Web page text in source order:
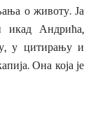
о животу. Ја
икад Андрића,
у цитирању и
Она која је